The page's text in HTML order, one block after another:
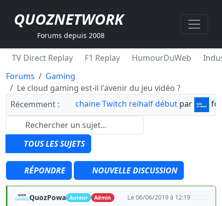
QUOZNETWORK
Forums depuis 2008
TV Direct Replay F1 Replay HumourDuWeb
Forums
Gaming
Le cloud gaming est-il l'avenir du jeu vidéo ?
Récemment :
chaine Twitch reihalf début par
TOUS LES SUJETS
RÉPONDRE NOUVELLE DISCUSSION
QuozPowa Auteur Admin Le 06/06/2019 à 12:19